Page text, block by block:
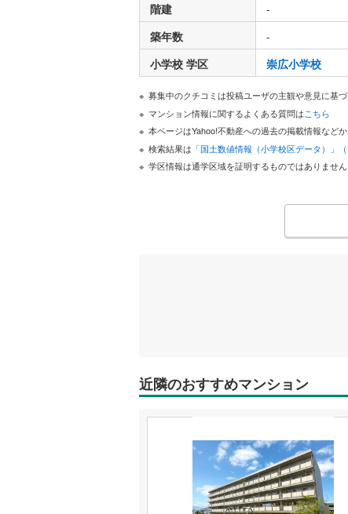
階建 -
築年数
-
小学校 学区
崇広小学校
募集中のクチコミは投稿ユーザの主観や意見に基
マンション情報に関するよくある質問はこちら
本ページはYahoo!不動産への過去の掲載情報など
検索結果は 「国土数値情報（小学校区データ）」（
学区情報は通学区域を証明するものではありませ
近隣のおすすめマンション